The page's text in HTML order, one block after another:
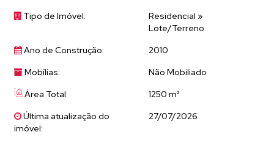
Tipo de Imóvel:
Residencial »
Lote/Terreno
Ano de Construção:
2010
Mobílias:
Não Mobiliado
Área Total:
1250 m²
Última atualização do
imóvel:
27/07/2026